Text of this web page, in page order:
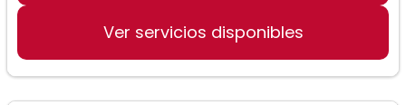
Manutención de Hijos
Acuerdos Prenupciales
Ver servicios disponibles